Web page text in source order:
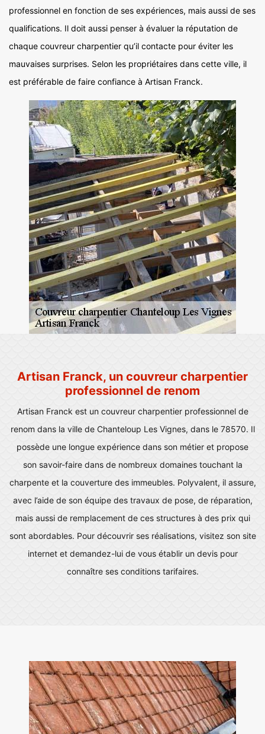
professionnel en fonction de ses expériences, mais aussi de ses
qualifications. Il doit aussi penser à évaluer la réputation de
chaque couvreur charpentier qu’il contacte pour éviter les
mauvaises surprises. Selon les propriétaires dans cette ville, il
est préférable de faire confiance à Artisan Franck.
Artisan Franck, un couvreur charpentier
professionnel de renom
Artisan Franck est un couvreur charpentier professionnel de
renom dans la ville de Chanteloup Les Vignes, dans le 78570. Il
possède une longue expérience dans son métier et propose
son savoir-faire dans de nombreux domaines touchant la
charpente et la couverture des immeubles. Polyvalent, il assure,
avec l’aide de son équipe des travaux de pose, de réparation,
mais aussi de remplacement de ces structures à des prix qui
sont abordables. Pour découvrir ses réalisations, visitez son site
internet et demandez-lui de vous établir un devis pour
connaître ses conditions tarifaires.